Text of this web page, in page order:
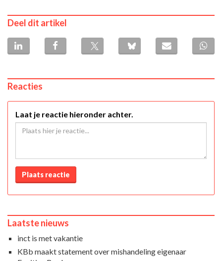
Deel dit artikel
Reacties
Laat je reactie hieronder achter.
Plaats reactie
Laatste nieuws
inct is met vakantie
KBb maakt statement over mishandeling eigenaar